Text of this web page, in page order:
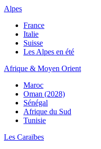
Alpes
France
Italie
Suisse
Les Alpes en été
Afrique & Moyen Orient
Maroc
Oman (2028)
Sénégal
Afrique du Sud
Tunisie
Les Caraïbes